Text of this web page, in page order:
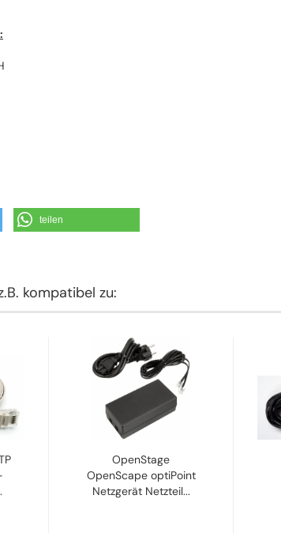
teilen
kompatibel zu:
OpenStage
OpenScape optiPoint
Netzgerät Netzteil...